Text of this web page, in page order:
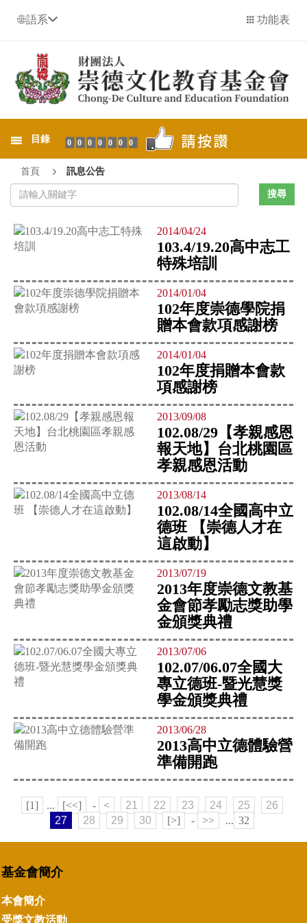
語系 功能表
目錄 0000000
首頁 訊息公告
2014/04/24
103.4/19.2​0高中志工
特殊培訓
2014/01/04
102年度崇德學院捐
贈本會款項感謝榜
2014/01/04
102年度捐贈本會款
項感謝榜
2013/09/08
102.08/29【孝親感恩
報天地】台北桃園區
孝親感恩活動
2013/08/14
102.08/14全國高中立
德班 【崇德人才在
這啟動】
2013/07/19
2013年度崇德文教基
金會節孝勵志獎助學
金頒獎典禮
2013/07/06
102.07/06.07全國大
專立德班-暨光慧獎
學金頒獎典禮
2013/06/28
2013高中立德體驗營
準備開跑
[1] ... [<<] - < 21 22 23 24 25
26
27
28 29 30 [>] - >> ... 32
基金會簡介
本會簡介
受獎文教活動